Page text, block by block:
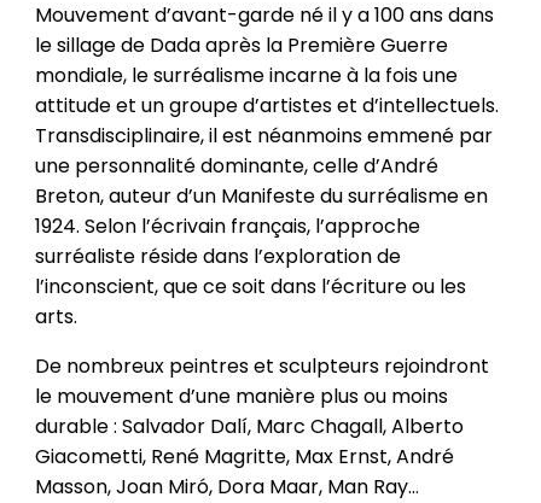
Mouvement d’avant-garde né il y a 100 ans dans
le sillage de Dada après la Première Guerre
mondiale, le surréalisme incarne à la fois une
attitude et un groupe d’artistes et d’intellectuels.
Transdisciplinaire, il est néanmoins emmené par
une personnalité dominante, celle d’André
Breton, auteur d’un Manifeste du surréalisme en
1924. Selon l’écrivain français, l’approche
surréaliste réside dans l’exploration de
l’inconscient, que ce soit dans l’écriture ou les
arts.
De nombreux peintres et sculpteurs rejoindront
le mouvement d’une manière plus ou moins
durable : Salvador Dalí, Marc Chagall, Alberto
Giacometti, René Magritte, Max Ernst, André
Masson, Joan Miró, Dora Maar, Man Ray…